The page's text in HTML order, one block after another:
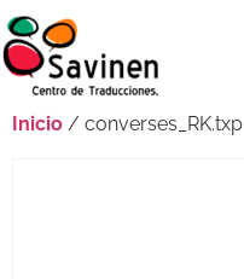
Inicio / converses_RK.txp